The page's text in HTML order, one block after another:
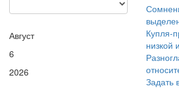
Август
6
2026
Купля-
низкой
Задать